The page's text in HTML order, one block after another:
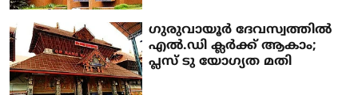
ഗുരുവായൂർ ദേവസ്വത്തിൽ
എൽ.ഡി ക്ലർക്ക് ആകാം;
പ്ലസ് ടു യോഗ്യത മതി